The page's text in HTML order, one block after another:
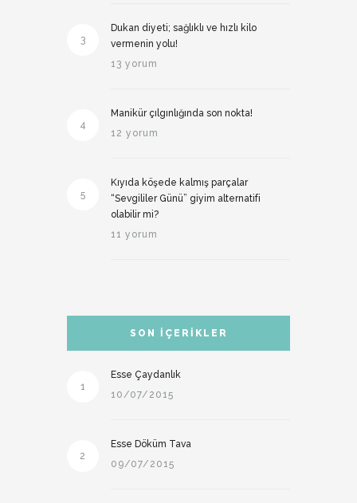
3
Dukan diyeti; sağlıklı ve hızlı kilo
vermenin yolu!
13 yorum
4
Manikür çılgınlığında son nokta!
12 yorum
5
Kıyıda köşede kalmış parçalar
“Sevgililer Günü” giyim alternatifi
olabilir mi?
11 yorum
SON İÇERIKLER
1
Esse Çaydanlık
10/07/2015
2
Esse Döküm Tava
09/07/2015